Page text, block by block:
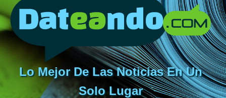
Lo Mejor De Las Noticias En Un
Solo Lugar